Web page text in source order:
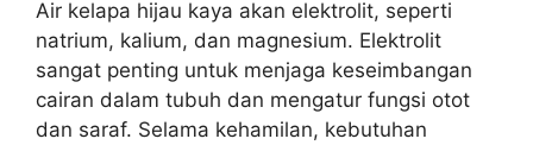
Air kelapa hijau kaya akan elektrolit, seperti
natrium, kalium, dan magnesium. Elektrolit
sangat penting untuk menjaga keseimbangan
cairan dalam tubuh dan mengatur fungsi otot
dan saraf. Selama kehamilan, kebutuhan